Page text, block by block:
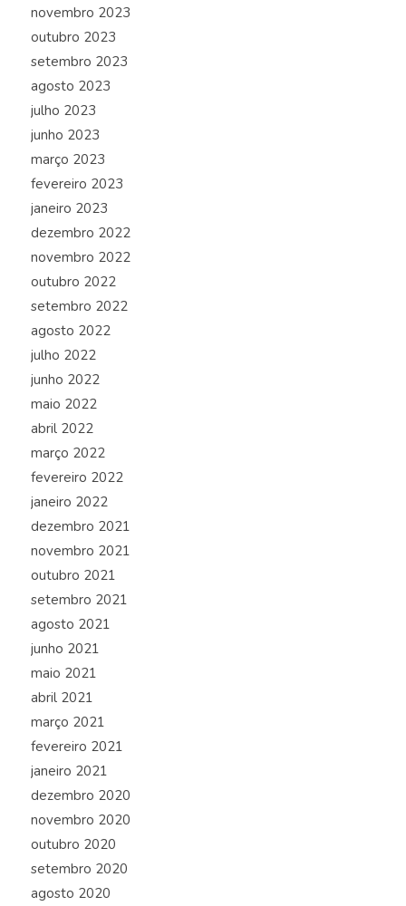
novembro 2023
outubro 2023
setembro 2023
agosto 2023
julho 2023
junho 2023
março 2023
fevereiro 2023
janeiro 2023
dezembro 2022
novembro 2022
outubro 2022
setembro 2022
agosto 2022
julho 2022
junho 2022
maio 2022
abril 2022
março 2022
fevereiro 2022
janeiro 2022
dezembro 2021
novembro 2021
outubro 2021
setembro 2021
agosto 2021
junho 2021
maio 2021
abril 2021
março 2021
fevereiro 2021
janeiro 2021
dezembro 2020
novembro 2020
outubro 2020
setembro 2020
agosto 2020